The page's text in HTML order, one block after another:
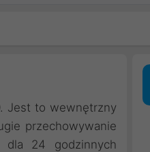
Jest to wewnętrzny
przechowywanie
dla 24 godzinnych